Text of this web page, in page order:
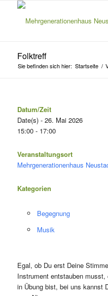
Folktreff
Sie befinden sich hier: Startseite /
Datum/Zeit
Date(s) - 26. Mai 2026
15:00 - 17:00
Veranstaltungsort
Mehrgenerationenhaus
Kategorien
Begegnung
Musik
Egal, ob Du erst Deine
Instrument entstauben
in Übung bist, bei uns kannst